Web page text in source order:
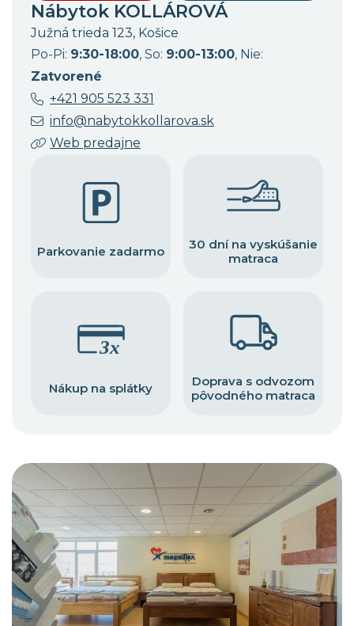
Nábytok KOLLÁROVÁ
Južná trieda 123, Košice
Po-Pi: 9:30-18:00, So: 9:00-13:00, Nie:
Zatvorené
+421 905 523 331
info@nabytokkollarova.sk
Web predajne
Parkovanie zadarmo
30 dní na vyskúšanie
matraca
Nákup na splátky
Doprava s odvozom
pôvodného matraca